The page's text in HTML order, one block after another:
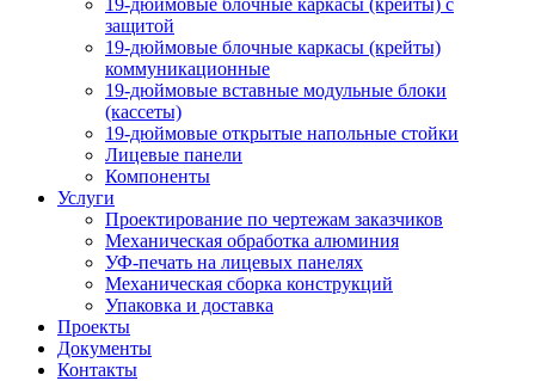
защитой
19-дюймовые блочные каркасы (крейты)
коммуникационные
19-дюймовые вставные модульные блоки
(кассеты)
19-дюймовые открытые напольные стойки
Лицевые панели
Компоненты
Услуги
Проектирование по чертежам заказчиков
Механическая обработка алюминия
УФ-печать на лицевых панелях
Механическая сборка конструкций
Упаковка и доставка
Проекты
Документы
Контакты